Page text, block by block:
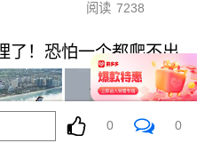
阅读 7238
了！恐怕一个都爬不出
0 0